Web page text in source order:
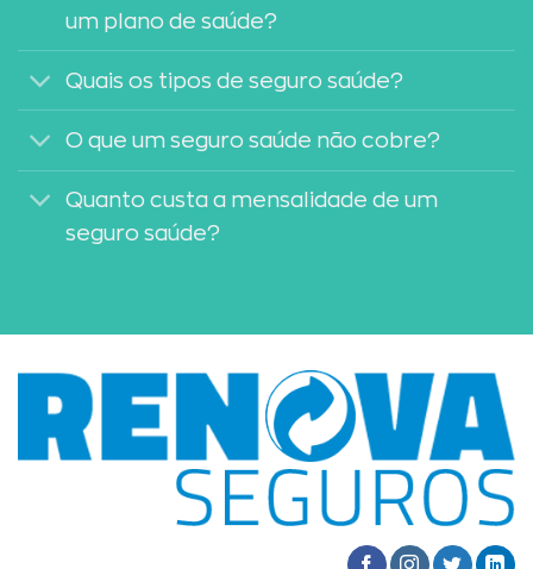
um plano de saúde?
Quais os tipos de seguro saúde?
O que um seguro saúde não cobre?
Quanto custa a mensalidade de um
seguro saúde?